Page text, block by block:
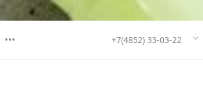
••• +7(4852) 33-03-22